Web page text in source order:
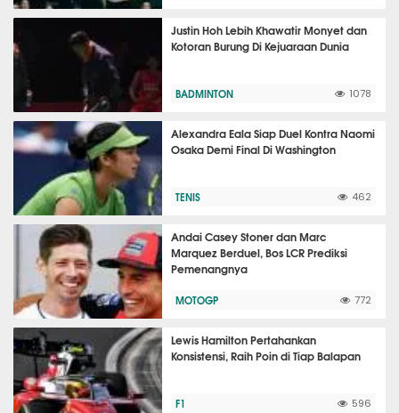
Justin Hoh Lebih Khawatir Monyet dan
Kotoran Burung Di Kejuaraan Dunia
BADMINTON 1078
Alexandra Eala Siap Duel Kontra Naomi
Osaka Demi Final Di Washington
TENIS 462
Andai Casey Stoner dan Marc
Marquez Berduel, Bos LCR Prediksi
Pemenangnya
MOTOGP 772
Lewis Hamilton Pertahankan
Konsistensi, Raih Poin di Tiap Balapan
F1 596